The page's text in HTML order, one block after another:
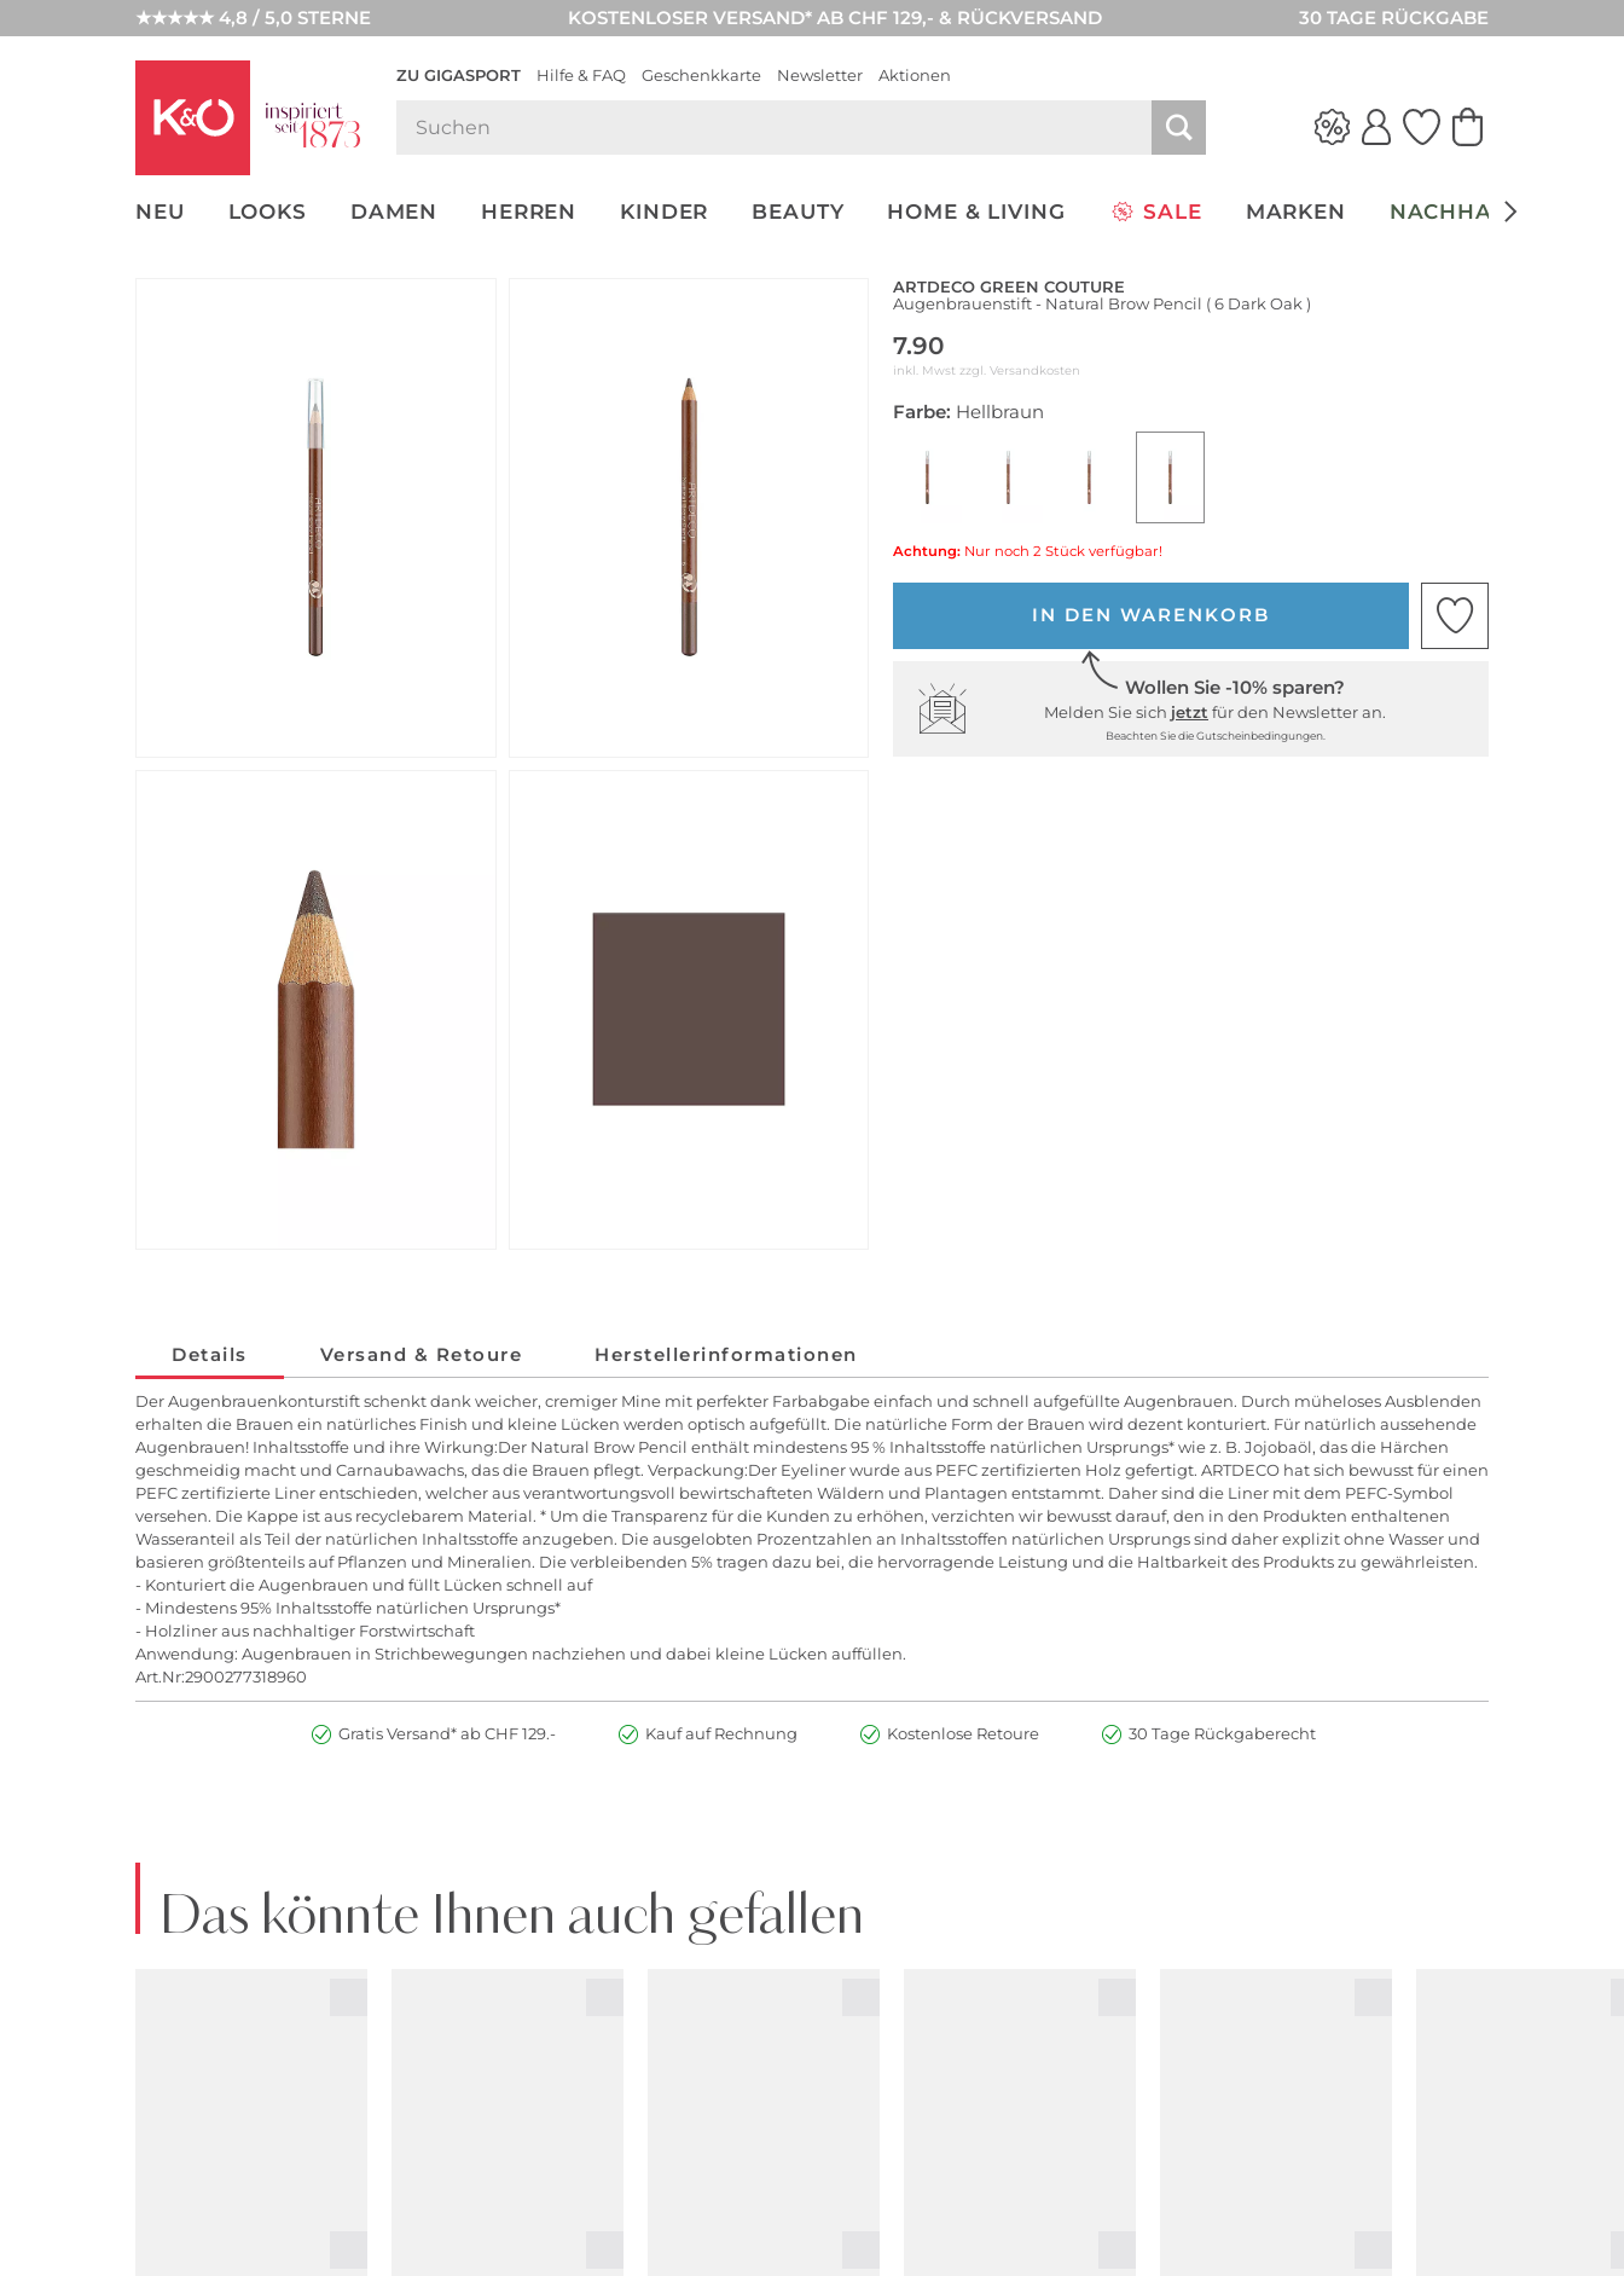
★★★★★ 4,8 / 5,0 STERNE KOSTENLOSER VERSAND* AB CHF 129,- & RÜCKVERSAND 30 TAGE RÜCKGABE
ZU GIGASPORT Hilfe & FAQ Geschenkkarte Newsletter Aktionen
NEU LOOKS DAMEN HERREN KINDER BEAUTY HOME & LIVING SALE MARKEN NACHHALTIGKEIT
NEW IN
WEDDING
ARTDECO GREEN COUTURE
Augenbrauenstift - Natural Brow Pencil ( 6 Dark Oak )
7.90
inkl. Mwst zzgl. Versandkosten
Farbe: Hellbraun
Achtung: Nur noch 2 Stück verfügbar!
IN DEN WARENKORB
Wollen Sie -10% sparen?
Melden Sie sich jetzt für den Newsletter an.
Beachten Sie die Gutscheinbedingungen.
Details Versand & Retoure Herstellerinformationen
Der Augenbrauenkonturstift schenkt dank weicher, cremiger Mine mit perfekter Farbabgabe einfach und schnell aufgefüllte Augenbrauen. Durch müheloses Ausblenden
erhalten die Brauen ein natürliches Finish und kleine Lücken werden optisch aufgefüllt. Die natürliche Form der Brauen wird dezent konturiert. Für natürlich aussehende
Augenbrauen! Inhaltsstoffe und ihre Wirkung:Der Natural Brow Pencil enthält mindestens 95 % Inhaltsstoffe natürlichen Ursprungs* wie z. B. Jojobaöl, das die Härchen
geschmeidig macht und Carnaubawachs, das die Brauen pflegt. Verpackung:Der Eyeliner wurde aus PEFC zertifizierten Holz gefertigt. ARTDECO hat sich bewusst für einen
PEFC zertifizierte Liner entschieden, welcher aus verantwortungsvoll bewirtschafteten Wäldern und Plantagen entstammt. Daher sind die Liner mit dem PEFC-Symbol
versehen. Die Kappe ist aus recyclebarem Material. * Um die Transparenz für die Kunden zu erhöhen, verzichten wir bewusst darauf, den in den Produkten enthaltenen
Wasseranteil als Teil der natürlichen Inhaltsstoffe anzugeben. Die ausgelobten Prozentzahlen an Inhaltsstoffen natürlichen Ursprungs sind daher explizit ohne Wasser und
basieren größtenteils auf Pflanzen und Mineralien. Die verbleibenden 5% tragen dazu bei, die hervorragende Leistung und die Haltbarkeit des Produkts zu gewährleisten.
- Konturiert die Augenbrauen und füllt Lücken schnell auf
- Mindestens 95% Inhaltsstoffe natürlichen Ursprungs*
- Holzliner aus nachhaltiger Forstwirtschaft
Anwendung: Augenbrauen in Strichbewegungen nachziehen und dabei kleine Lücken auffüllen.
Art.Nr:2900277318960
Gratis Versand* ab CHF 129.- Kauf auf Rechnung Kostenlose Retoure 30 Tage Rückgaberecht
Das könnte Ihnen auch gefallen